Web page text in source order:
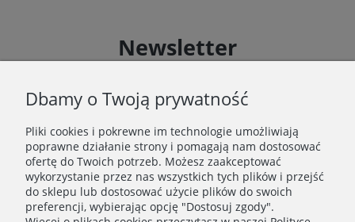
Newsletter
zgodnie z Regulaminem akcji promocyjnej
Zapisz się
Zapisując się do Newslettera wyrażasz zgodę na
przetwarzanie Twoich danych osobowych zgodnie z
Polityką prywatności oraz otrzymywanie drogą
elektroniczną informacji handlowej zgodnie z
Regulaminem Newslettera.
Dbamy o Twoją prywatność
Pliki cookies i pokrewne im technologie umożliwiają
poprawne działanie strony i pomagają nam dostosować
ofertę do Twoich potrzeb. Możesz zaakceptować
wykorzystanie przez nas wszystkich tych plików i przejść
do sklepu lub dostosować użycie plików do swoich
preferencji, wybierając opcję "Dostosuj zgody".